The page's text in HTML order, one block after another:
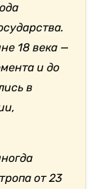
18 века —
и до
в
от 23